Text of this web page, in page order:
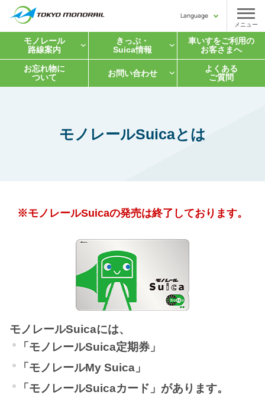
Language
メニュー
モノレール
路線案内
きっぷ・
Suica情報
車いすをご利用の
お客さまへ
お忘れ物に
ついて
お問い合わせ
よくある
ご質問
モノレールSuicaとは
※モノレールSuicaの発売は終了しております。
モノレールSuicaには、
「モノレールSuica定期券」
「モノレールMy Suica」
「モノレールSuicaカード」があります。